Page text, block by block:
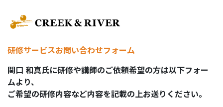
研修サービスお問い合わせフォーム
関口 和真氏に研修や講師のご依頼希望の方は以下フォー
ムより、
ご希望の研修内容など内容を記載の上お送りください。